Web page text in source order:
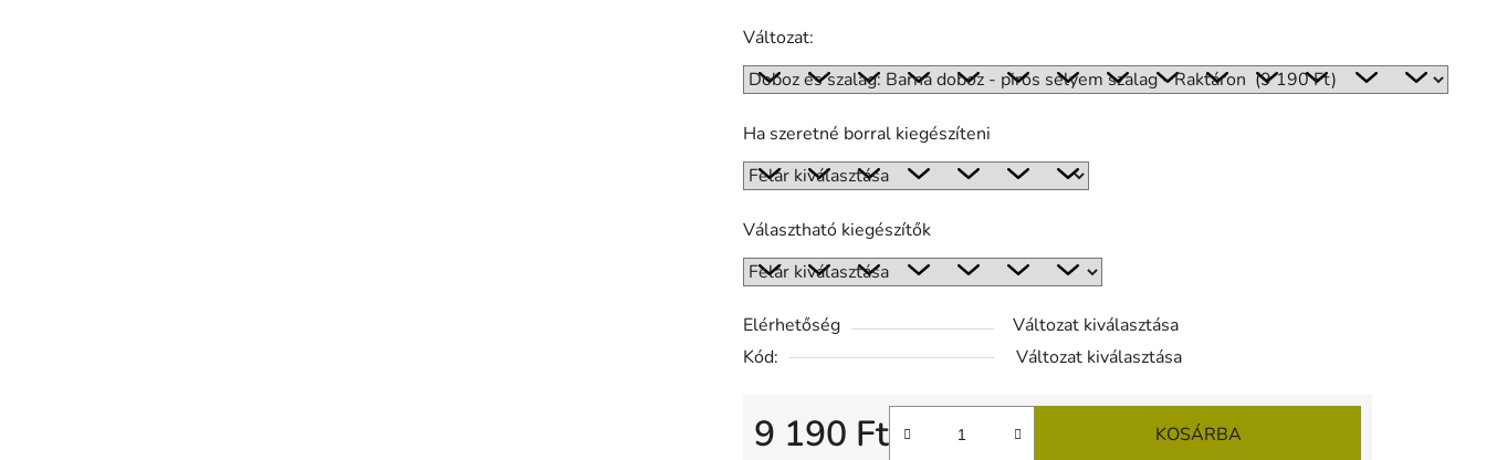
Változat:
Ha szeretné borral kiegészíteni
Választható kiegészítők
Elérhetőség
Változat kiválasztása
Kód:
Változat kiválasztása
9 190 Ft KOSÁRBA